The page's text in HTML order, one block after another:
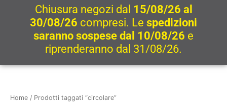
Chiusura negozi dal 15/08/26 al
30/08/26 compresi. Le spedizioni
saranno sospese dal 10/08/26 e
riprenderanno dal 31/08/26.
Home / Prodotti taggati “circolare”